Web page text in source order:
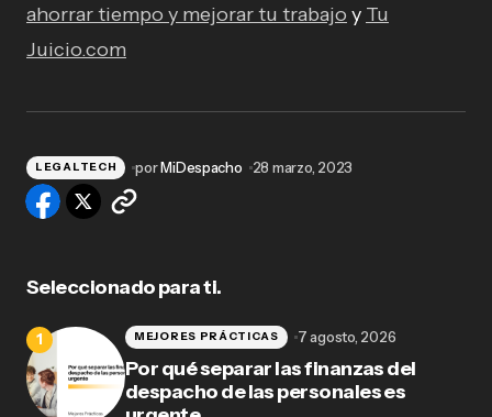
ahorrar tiempo y mejorar tu trabajo y Tu
Juicio.com
LEGALTECH porMiDespacho 28 marzo, 2023
Seleccionado para ti.
Por qué separar las finanzas del
despacho de las personales es
MEJORES PRÁCTICAS 7 agosto, 2026